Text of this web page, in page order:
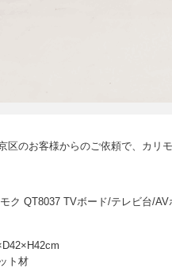
区のお客様からのご依頼で、カリ
モク QT8037 TVボード/テレビ台/
ト材